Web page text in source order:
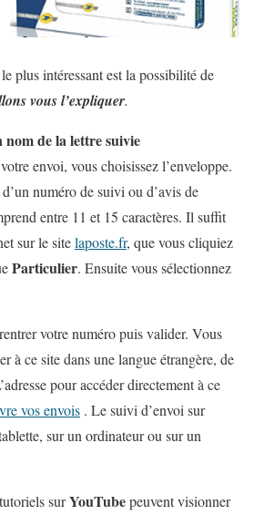
plus intéressant est la possibilité de
vous l’expliquer.
de la lettre suivie
envoi, vous choisissez l’enveloppe.
numéro de suivi ou d’avis de
entre 11 et 15 caractères. Il suffit
sur le sitelaposte.fr, que vous cliquiez
Particulier. Ensuite vous sélectionnez
votre numéro puis valider. Vous
à ce site dans une langue étrangère, de
pour accéder directement à ce
vos envois . Le suivi d’envoi sur
, sur un ordinateurou sur un
surYouTubepeuvent visionner